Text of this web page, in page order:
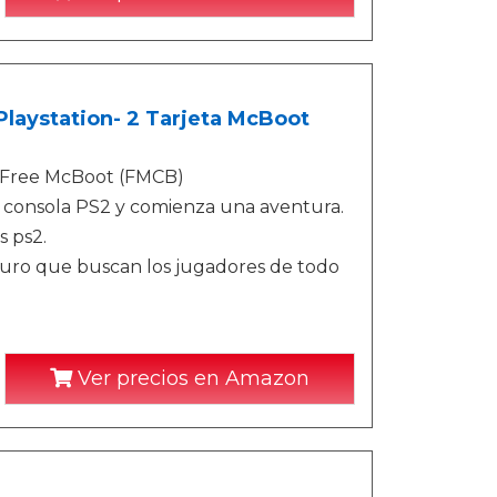
2 Tarjeta McBoot
McBoot (FMCB)
PS2 y comienza una aventura.
ps2.
que buscan los jugadores de todo
Ver precios en Amazon